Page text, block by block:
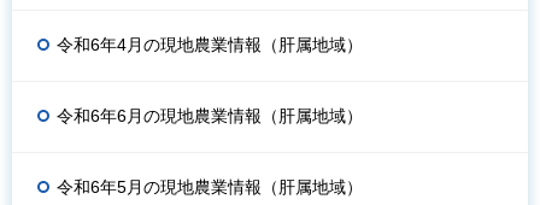
令和6年4月の現地農業情報（肝属地域）
令和6年6月の現地農業情報（肝属地域）
令和6年5月の現地農業情報（肝属地域）